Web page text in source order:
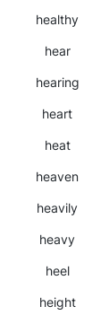
healthy
hear
hearing
heart
heat
heaven
heavily
heavy
heel
height